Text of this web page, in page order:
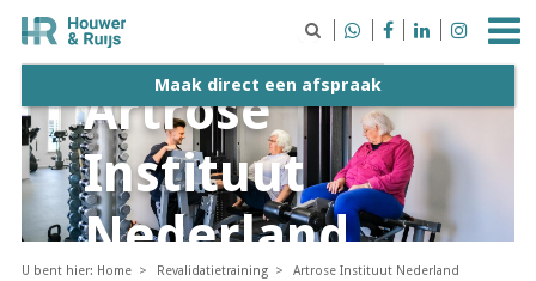
   
Maak direct een afspraak
Artrose
Instituut
Nederland
U bent hier: Home Revalidatietraining Artrose Instituut Nederland
